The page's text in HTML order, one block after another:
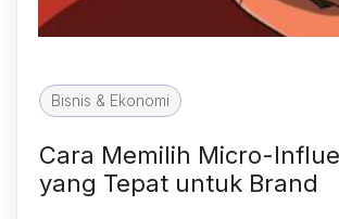
Bisnis & Ekonomi
Cara Memilih Micro-
yang Tepat untuk Brand